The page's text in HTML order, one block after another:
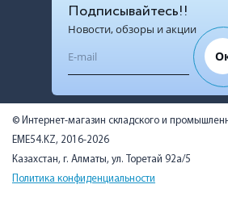
Подписывайтесь!!
Новости, обзоры и акции
© Интернет-магазин складского и
EME54.KZ, 2016-2026
Казахстан, г. Алматы, ул. Торетай 92а/5
Политика конфиденциальности